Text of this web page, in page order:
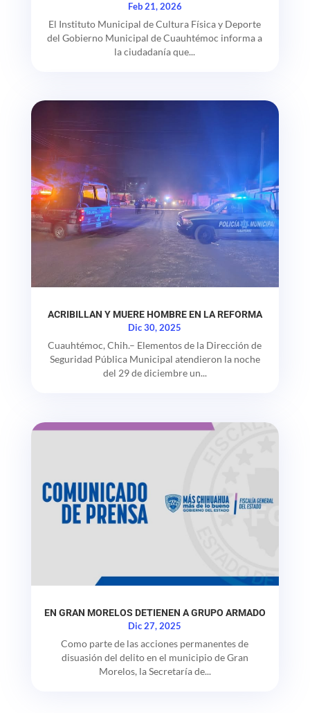
Feb 21, 2026
El Instituto Municipal de Cultura Física y Deporte
del Gobierno Municipal de Cuauhtémoc informa a
la ciudadanía que...
ACRIBILLAN Y MUERE HOMBRE EN LA REFORMA
Dic 30, 2025
Cuauhtémoc, Chih.– Elementos de la Dirección de
Seguridad Pública Municipal atendieron la noche
del 29 de diciembre un...
EN GRAN MORELOS DETIENEN A GRUPO ARMADO
Dic 27, 2025
Como parte de las acciones permanentes de
disuasión del delito en el municipio de Gran
Morelos, la Secretaría de...